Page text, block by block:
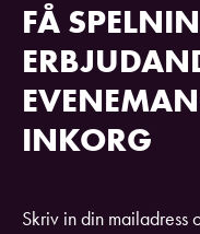
FÅ
INKORG
Skriv in din mailadress